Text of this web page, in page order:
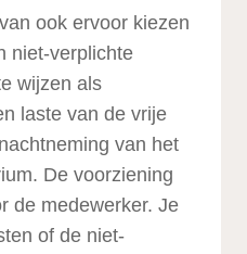
ook ervoor kiezen
niet-verplichte
wijzen als
laste van de vrije
van het
De voorziening
de medewerker. Je
of de niet-